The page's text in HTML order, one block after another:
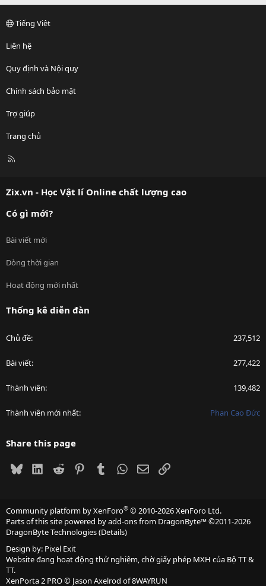
Tiếng Việt
Liên hệ
Quy định và Nội quy
Chính sách bảo mật
Trợ giúp
Trang chủ
R
Zix.vn - Học Vật lí Online chất lượng cao
Có gì mới?
Bài viết mới
Dòng thời gian
Hoạt động mới nhất
Thống kê diễn đàn
Chủ đề 237,512
Bài viết 277,422
Thành viên 139,482
Thành viên mới nhất Phan Cao Đức
Share this page
BlueskyLinkedIn
Reddit PinterestTumblrWhatsApp
EmailLink
Community platform by XenForo® © 2010-2026 XenForo Ltd.
Parts of this site powered byadd-ons from DragonByte™©2011-2026
DragonByte Technologies(Details)
Design by: Pixel Exit
Website đang hoạt động thử nghiệm, chờ giấy phép MXH của Bộ TT &
TT.
XenPorta 2 PRO© Jason Axelrod of8WAYRUN